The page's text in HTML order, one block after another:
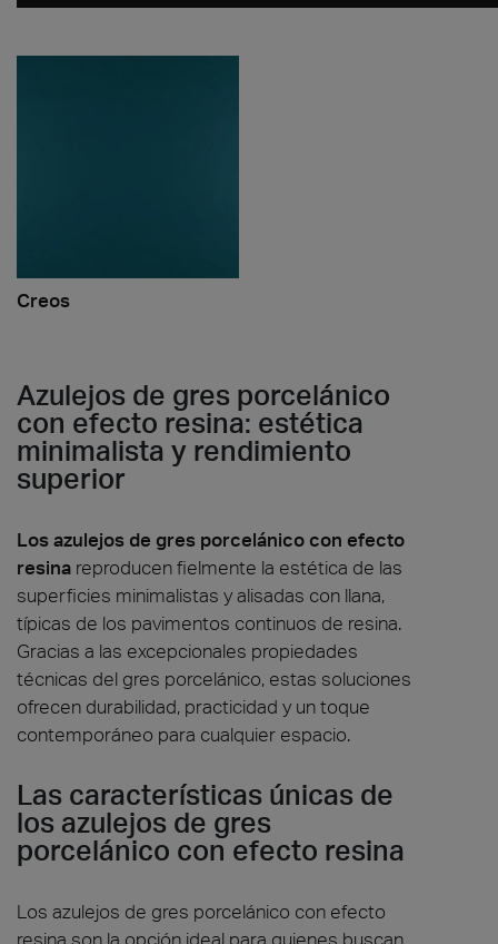
Creos
Azulejos de gres porcelánico
con efecto resina: estética
minimalista y rendimiento
superior
Los azulejos de gres porcelánico con efecto
resina reproducen fielmente la estética de las
superficies minimalistas y alisadas con llana,
típicas de los pavimentos continuos de resina.
Gracias a las excepcionales propiedades
técnicas del gres porcelánico, estas soluciones
ofrecen durabilidad, practicidad y un toque
contemporáneo para cualquier espacio.
Las características únicas de
los azulejos de gres
porcelánico con efecto resina
Los azulejos de gres porcelánico con efecto
resina son la opción ideal para quienes buscan